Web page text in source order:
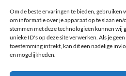
Om de beste ervaringen te bieden, gebruiken
om informatie over je apparaat op te slaan
stemmen met deze technologieën kunnen wij
unieke ID's op deze site verwerken. Als je
toestemming intrekt, kan dit een nadelige
en mogelijkheden.